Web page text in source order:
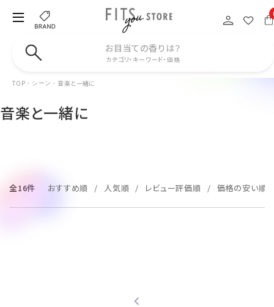
お目当ての香りは？
カテゴリ・キーワード・価格
TOP シーン 音楽と一緒に
音楽と一緒に
全16件 おすすめ順 人気順 レビュー評価順 価格の安い順